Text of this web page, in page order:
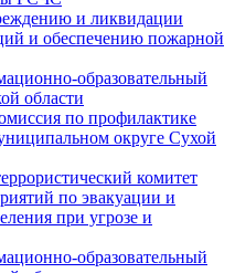
и ликвидации
и обеспечению пожарной
образовательный
области
по профилактике
округе Сухой
комитет
по эвакуации и
при угрозе и
образовательный